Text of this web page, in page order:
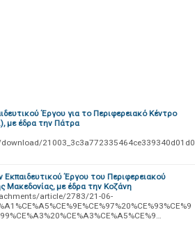
Έργου για το Περιφερειακό Κέντρο
με έδρα την Πάτρα
21003_3c3a772335464ce339340d01d0
Έργου του Περιφερειακού
Μακεδονίας, με έδρα την Κοζάνη
article/2783/21-06-